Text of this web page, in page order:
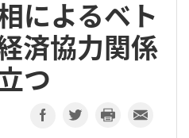
によるベト
済協力関係
つ